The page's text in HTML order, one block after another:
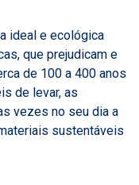
ideal e ecológica
que prejudicam e
de 100 a 400 anos
de levar, as
vezes no seu dia a
sustentáveis